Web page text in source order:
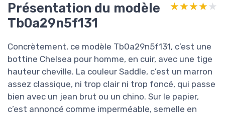
Présentation du modèle
Tb0a29n5f131
★★★★★
★★★★★
Concrètement, ce modèle Tb0a29n5f131, c’est une
bottine Chelsea pour homme, en cuir, avec une tige
hauteur cheville. La couleur Saddle, c’est un marron
assez classique, ni trop clair ni trop foncé, qui passe
bien avec un jean brut ou un chino. Sur le papier,
c’est annoncé comme imperméable, semelle en